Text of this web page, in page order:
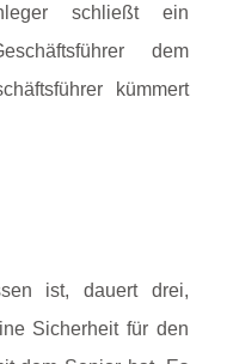
schließt ein
dem
kümmert
ist, dauert drei,
Sicherheit für den